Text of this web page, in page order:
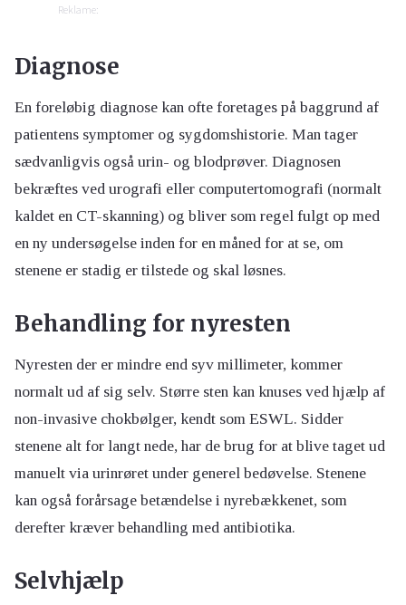
Reklame:
Diagnose
En foreløbig diagnose kan ofte foretages på baggrund af
patientens symptomer og sygdomshistorie. Man tager
sædvanligvis også urin- og blodprøver. Diagnosen
bekræftes ved urografi eller computertomografi (normalt
kaldet en CT-skanning) og bliver som regel fulgt op med
en ny undersøgelse inden for en måned for at se, om
stenene er stadig er tilstede og skal løsnes.
Behandling for nyresten
Nyresten der er mindre end syv millimeter, kommer
normalt ud af sig selv. Større sten kan knuses ved hjælp af
non-invasive chokbølger, kendt som ESWL. Sidder
stenene alt for langt nede, har de brug for at blive taget ud
manuelt via urinrøret under generel bedøvelse. Stenene
kan også forårsage betændelse i nyrebækkenet, som
derefter kræver behandling med antibiotika.
Selvhjælp